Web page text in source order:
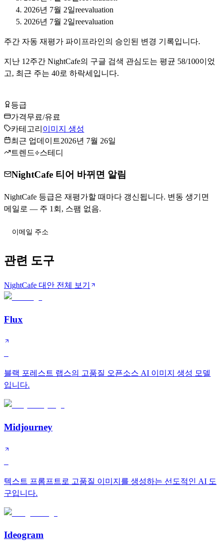
2026년 7월 2일reevaluation
2026년 7월 2일reevaluation
주간 자동 재평가 파이프라인의 승인된 변경 기록입니다.
지난 12주간 NightCafe의 구글 검색 관심도는 평균 58/100이었
고, 최근 주는 40로 하락세입니다.
등급
가격무료/유료
카테고리 이미지 생성
최근 업데이트2026년 7월 26일
트렌드
스테디
NightCafe 티어 바뀌면 알림
NightCafe 등급은 재평가할 때마다 갱신됩니다. 변동 생기면
메일로 — 주 1회, 스팸 없음.
관련 도구
NightCafe 대안 전체 보기
Flux
블랙 포레스트 랩스의 고품질 오픈소스 AI 이미지 생성 모델
입니다.
Midjourney
텍스트 프롬프트로 고품질 이미지를 생성하는 선도적인 AI 도
구입니다.
Ideogram